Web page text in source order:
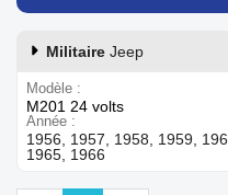
Militaire Jeep
Modèle
M201 24 volts
Année
1956, 1957, 1958, 1959,
1965, 1966